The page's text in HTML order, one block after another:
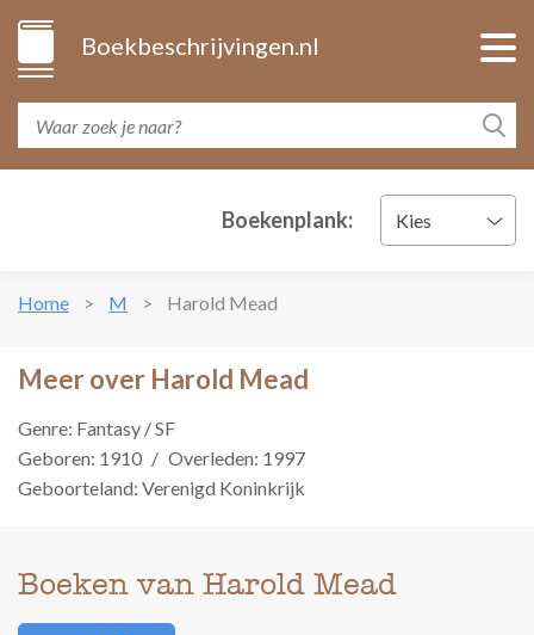
Boekbeschrijvingen.nl
Boekenplank: Kies
Home M Harold Mead
Meer over Harold Mead
Genre: Fantasy / SF
Geboren: 1910 / Overleden: 1997
Geboorteland: Verenigd Koninkrijk
Boeken van Harold Mead